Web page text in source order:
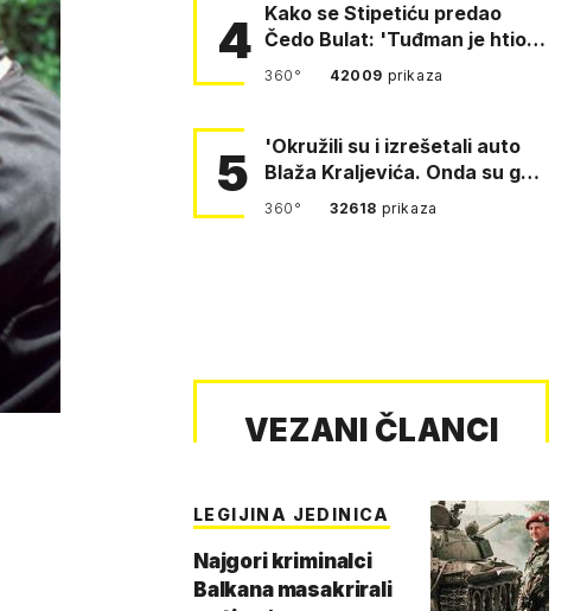
4 Kako se Stipetiću predao
Čedo Bulat: 'Tuđman je htio
da se prerušim u ženu'
360° 42009 prikaza
5
'Okružili su i izrešetali auto
Blaža Kraljevića. Onda su ga
vukli po cesti'
360° 32618 prikaza
VEZANI ČLANCI
LEGIJINA JEDINICA
Najgori kriminalci
Balkana masakrirali